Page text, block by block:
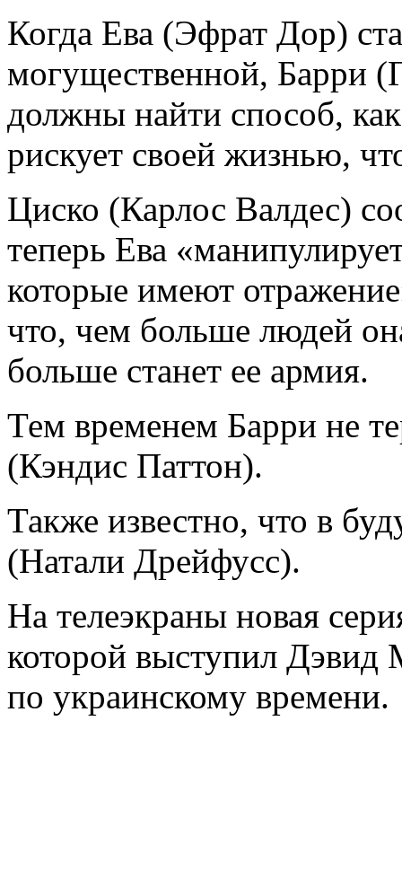
Когда Ева (Эфрат Дор)
могущественной, Барри
должны найти способ,
рискует своей жизнью,
Циско (Карлос Валдес)
теперь Ева
которые имеют
что, чем больше людей
больше станет ее армия.
Тем временем Барри не
(Кэндис Паттон).
Также известно, что в
(Натали Дрейфусс).
На телеэкраны новая
которой выступил
по украинскому времени.